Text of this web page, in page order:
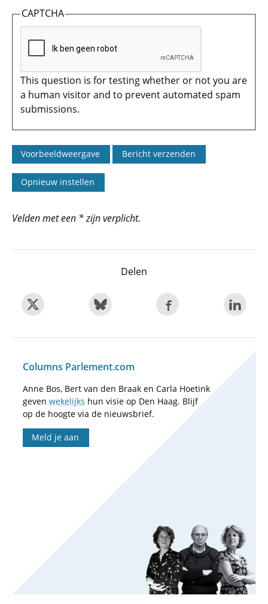
CAPTCHA
This question is for testing whether or not you are
a human visitor and to prevent automated spam
submissions.
Velden met een * zijn verplicht.
Delen
Columns Parlement.com
Anne Bos, Bert van den Braak en Carla Hoetink
geven wekelijks hun visie op Den Haag. Blijf
op de hoogte via de nieuwsbrief.
Meld je aan